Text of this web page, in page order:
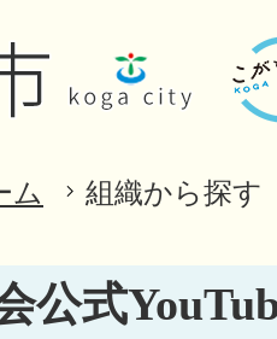
ム 組織から探す
公式